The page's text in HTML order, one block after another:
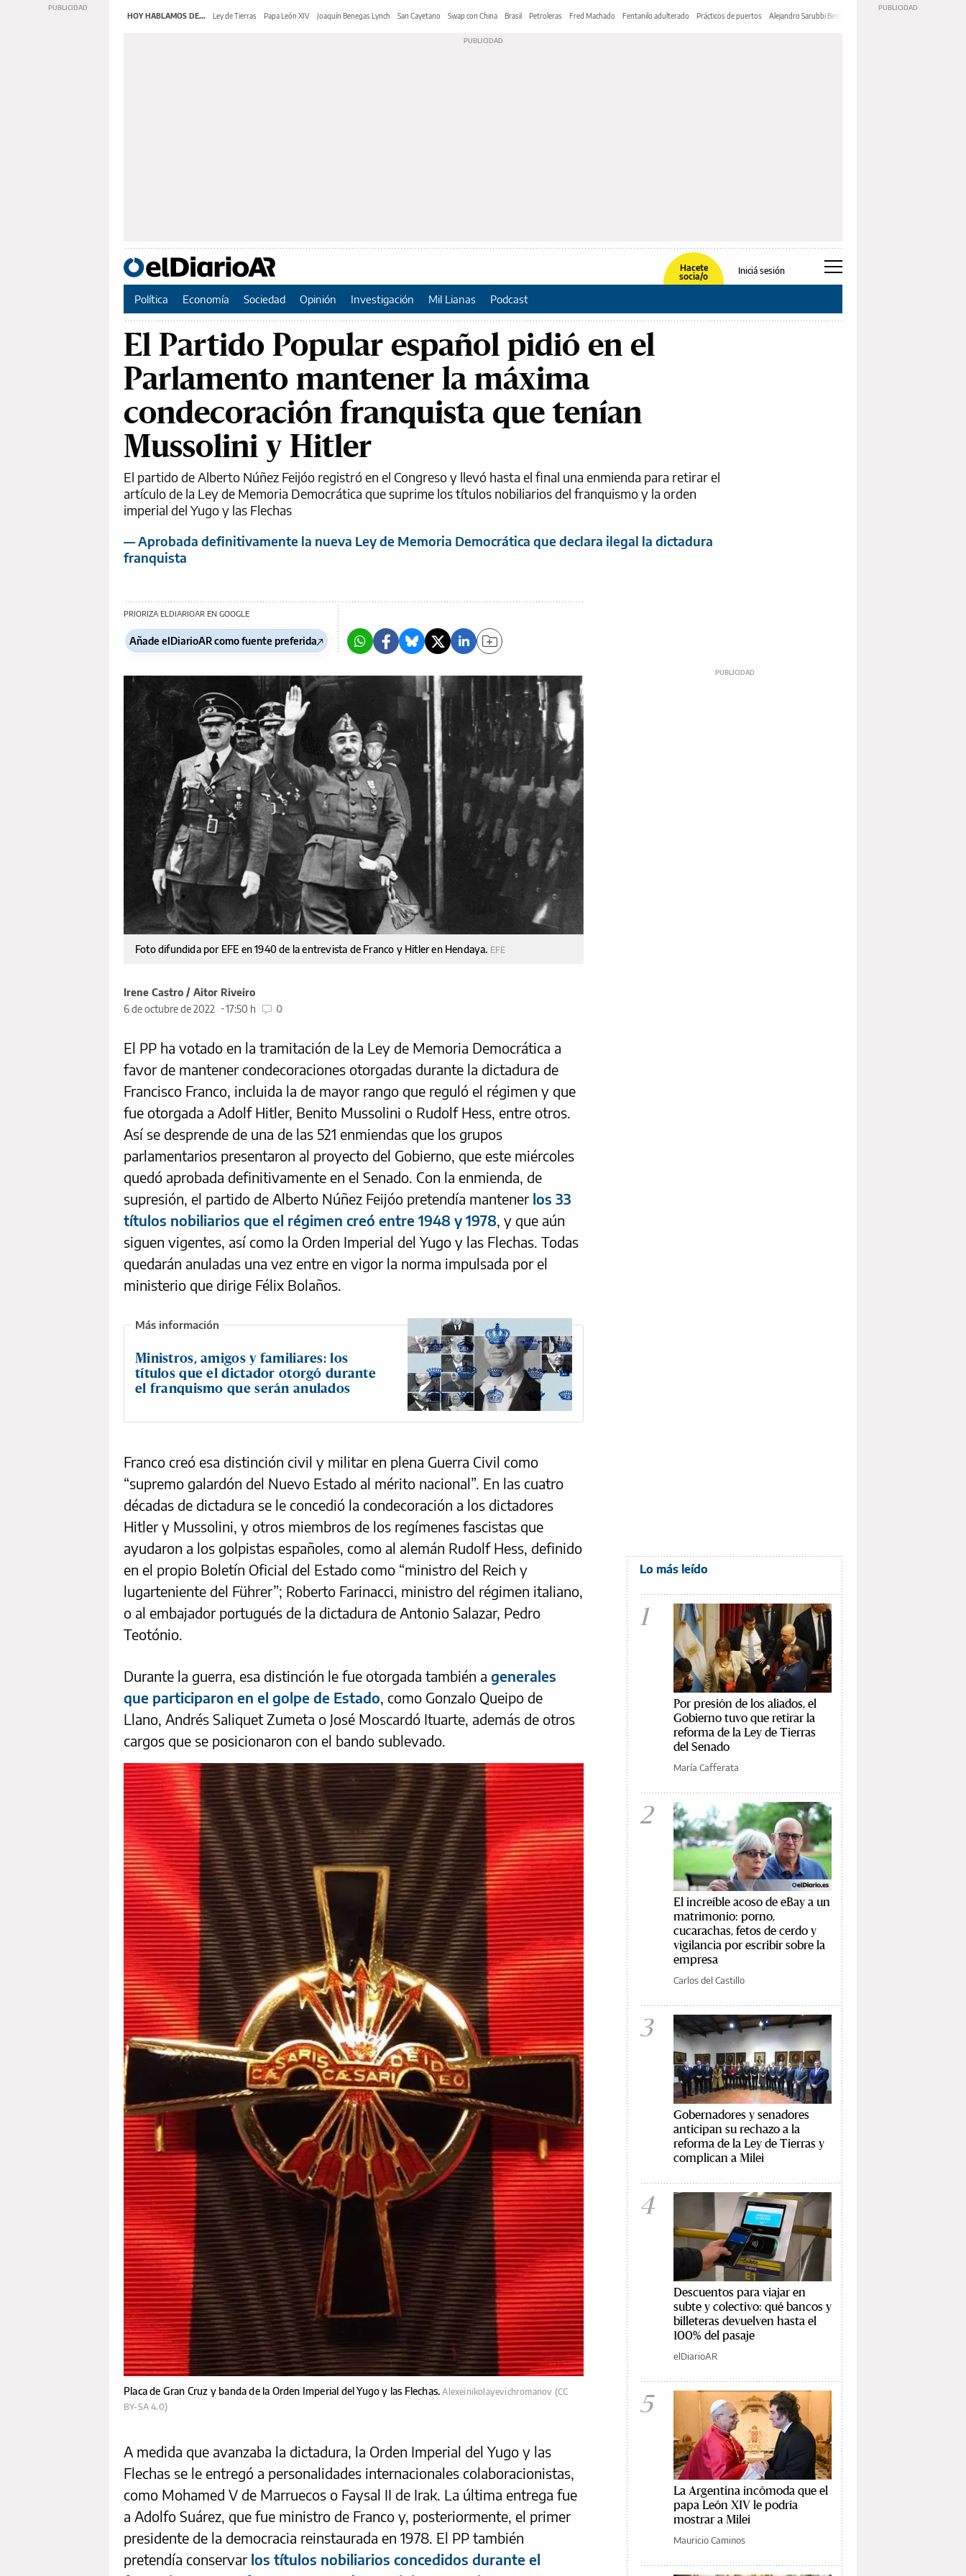
HOY HABLAMOS DE... Ley de Tierras Papa León XIV Joaquín Benegas Lynch San Cayetano Swap con China Brasil Petroleras Fred Machado Fentanilo adulterado Prácticos de puertos Alejandro Sarubbi Benítez
Hacete
socia/o
Iniciá sesión
Política Economía Sociedad Opinión Investigación Mil Lianas Podcast
El Partido Popular español pidió en el
Parlamento mantener la máxima
condecoración franquista que tenían
Mussolini y Hitler
El partido de Alberto Núñez Feijóo registró en el Congreso y llevó hasta el final una enmienda para retirar el
artículo de la Ley de Memoria Democrática que suprime los títulos nobiliarios del franquismo y la orden
imperial del Yugo y las Flechas
— Aprobada definitivamente la nueva Ley de Memoria Democrática que declara ilegal la dictadura
franquista
PRIORIZA ELDIARIOAR EN GOOGLE
Añade elDiarioAR como fuente preferida
Foto difundida por EFE en 1940 de la entrevista de Franco y Hitler en Hendaya. EFE
Irene Castro / Aitor Riveiro
6 de octubre de 2022
17:50 h 0
El PP ha votado en la tramitación de la Ley de Memoria Democrática a
favor de mantener condecoraciones otorgadas durante la dictadura de
Francisco Franco, incluida la de mayor rango que reguló el régimen y que
fue otorgada a Adolf Hitler, Benito Mussolini o Rudolf Hess, entre otros.
Así se desprende de una de las 521 enmiendas que los grupos
parlamentarios presentaron al proyecto del Gobierno, que este miércoles
quedó aprobada definitivamente en el Senado. Con la enmienda, de
supresión, el partido de Alberto Núñez Feijóo pretendía mantener los 33
títulos nobiliarios que el régimen creó entre 1948 y 1978, y que aún
siguen vigentes, así como la Orden Imperial del Yugo y las Flechas. Todas
quedarán anuladas una vez entre en vigor la norma impulsada por el
ministerio que dirige Félix Bolaños.
Ministros, amigos y familiares: los
títulos que el dictador otorgó durante
el franquismo que serán anulados
Franco creó esa distinción civil y militar en plena Guerra Civil como
“supremo galardón del Nuevo Estado al mérito nacional”. En las cuatro
décadas de dictadura se le concedió la condecoración a los dictadores
Hitler y Mussolini, y otros miembros de los regímenes fascistas que
ayudaron a los golpistas españoles, como al alemán Rudolf Hess, definido
en el propio Boletín Oficial del Estado como “ministro del Reich y
lugarteniente del Führer”; Roberto Farinacci, ministro del régimen italiano,
o al embajador portugués de la dictadura de Antonio Salazar, Pedro
Teotónio.
Durante la guerra, esa distinción le fue otorgada también a generales
que participaron en el golpe de Estado, como Gonzalo Queipo de
Llano, Andrés Saliquet Zumeta o José Moscardó Ituarte, además de otros
cargos que se posicionaron con el bando sublevado.
Placa de Gran Cruz y banda de la Orden Imperial del Yugo y las Flechas.Alexeinikolayevichromanov (CC
BY-SA 4.0)
A medida que avanzaba la dictadura, la Orden Imperial del Yugo y las
Flechas se le entregó a personalidades internacionales colaboracionistas,
como Mohamed V de Marruecos o Faysal II de Irak. La última entrega fue
a Adolfo Suárez, que fue ministro de Franco y, posteriormente, el primer
presidente de la democracia reinstaurada en 1978. El PP también
pretendía conservar los títulos nobiliarios concedidos durante el
Lo más leído
1
Por presión de los aliados, el
Gobierno tuvo que retirar la
reforma de la Ley de Tierras
del Senado
María Cafferata
2
El increíble acoso de eBay a un
matrimonio: porno,
cucarachas, fetos de cerdo y
vigilancia por escribir sobre la
empresa
Carlos del Castillo
3
Gobernadores y senadores
anticipan su rechazo a la
reforma de la Ley de Tierras y
complican a Milei
4
Descuentos para viajar en
subte y colectivo: qué bancos y
billeteras devuelven hasta el
100% del pasaje
elDiarioAR
5
La Argentina incómoda que el
papa León XIV le podría
mostrar a Milei
Mauricio Caminos